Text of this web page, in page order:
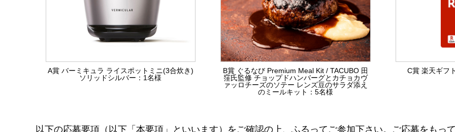
A賞 バーミキュラ ライスポットミニ(3合炊き)
ソリッドシルバー：1名様
B賞 ぐるなび Premium Meal Kit / TACUBO 田
窪氏監修 チョップドハンバーグとカチョカヴ
ァッロチーズのソテー レンズ豆のサラダ添え
のミールキット：5名様
C賞 楽天ギフ
以下の応募要項（以下「本要項」といいます）をご確認の上、ふるってご参加下さい。ご応募をもっ